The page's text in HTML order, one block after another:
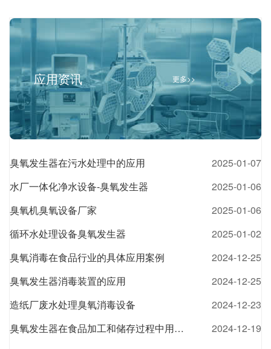
应用资讯 更多>>
臭氧发生器在污水处理中的应用
2025-01-07
水厂一体化净水设备-臭氧发生器
2025-01-06
臭氧机臭氧设备厂家
2025-01-06
循环水处理设备臭氧发生器
2025-01-02
臭氧消毒在食品行业的具体应用案例
2024-12-25
臭氧发生器消毒装置的应用
2024-12-25
造纸厂废水处理臭氧消毒设备
2024-12-23
臭氧发生器在食品加工和储存过程中用于蔬菜、水果和肉类的消毒
2024-12-19